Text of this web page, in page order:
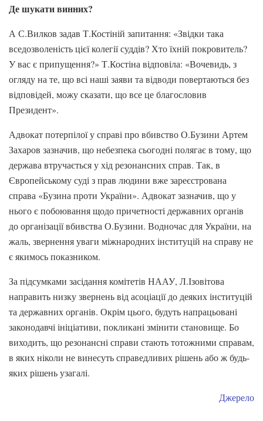
Де шукати винних?
А С.Вилков задав Т.Костіній запитання: «Звідки така
вседозволеність цієї колегії суддів? Хто їхній покровитель?
У вас є припущення?» Т.Костіна відповіла: «Вочевидь, з
огляду на те, що всі наші заяви та відводи повертаються без
відповідей, можу сказати, що все це благословив
Президент».
Адвокат потерпілої у справі про вбивство О.Бузини Артем
Захаров зазначив, що небезпека сьогодні полягає в тому, що
держава втручається у хід резонансних справ. Так, в
Європейському суді з прав людини вже зареєстрована
справа «Бузина проти України». Адвокат зазначив, що у
нього є побоювання щодо причетності державних органів
до організації вбивства О.Бузини. Водночас для України, на
жаль, звернення уваги міжнародних інституцій на справу не
є якимось показником.
За підсумками засідання комітетів НААУ, Л.Ізовітова
направить низку звернень від асоціації до деяких інституцій
та державних органів. Окрім цього, будуть напрацьовані
законодавчі ініціативи, покликані змінити становище. Бо
виходить, що резонансні справи стають тотожними справам,
в яких ніколи не винесуть справедливих рішень або ж будь-
яких рішень узагалі.
Джерело